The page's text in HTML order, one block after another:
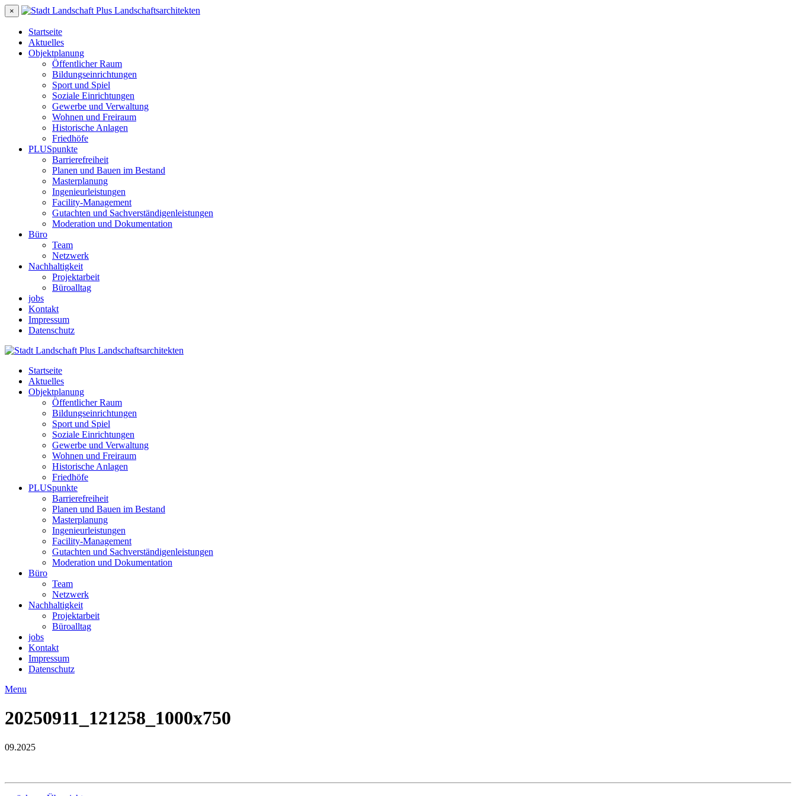
×
Startseite
Aktuelles
Objektplanung
Öffentlicher Raum
Bildungseinrichtungen
Sport und Spiel
Soziale Einrichtungen
Gewerbe und Verwaltung
Wohnen und Freiraum
Historische Anlagen
Friedhöfe
PLUSpunkte
Barrierefreiheit
Planen und Bauen im Bestand
Masterplanung
Ingenieurleistungen
Facility-Management
Gutachten und Sachverständigenleistungen
Moderation und Dokumentation
Büro
Team
Netzwerk
Nachhaltigkeit
Projektarbeit
Büroalltag
jobs
Kontakt
Impressum
Datenschutz
Startseite
Aktuelles
Objektplanung
Öffentlicher Raum
Bildungseinrichtungen
Sport und Spiel
Soziale Einrichtungen
Gewerbe und Verwaltung
Wohnen und Freiraum
Historische Anlagen
Friedhöfe
PLUSpunkte
Barrierefreiheit
Planen und Bauen im Bestand
Masterplanung
Ingenieurleistungen
Facility-Management
Gutachten und Sachverständigenleistungen
Moderation und Dokumentation
Büro
Team
Netzwerk
Nachhaltigkeit
Projektarbeit
Büroalltag
jobs
Kontakt
Impressum
Datenschutz
Menu
20250911_121258_1000x750
09.2025